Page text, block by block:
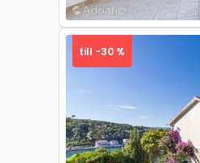
Previous
till -30 %